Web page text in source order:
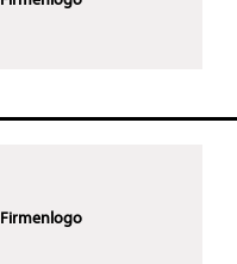
Firmenlogo